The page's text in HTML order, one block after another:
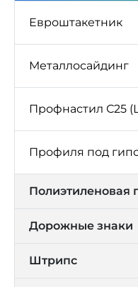
Евроштакетник
Металлосайдинг
Профнастил С25
Профиля под
Полиэтиленовая
Дорожные знаки
Штрипс